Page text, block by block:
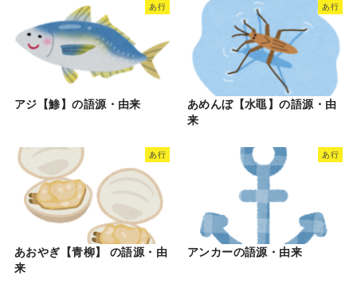
あ行
アジ【鯵】の語源・由来
あ行
あめんぼ【水黽】の語源・由
来
あ行
あおやぎ【青柳】 の語源・由
来
あ行
アンカーの語源・由来